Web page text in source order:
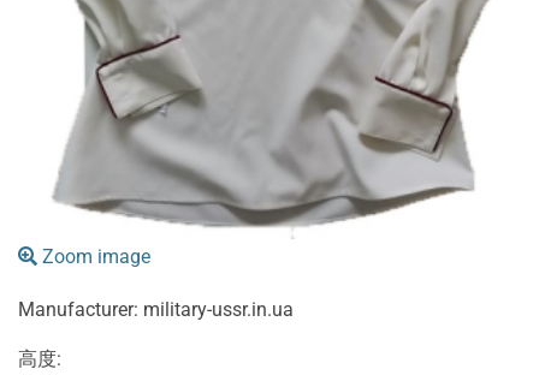
Zoom image
Manufacturer: military-ussr.in.ua
高度: